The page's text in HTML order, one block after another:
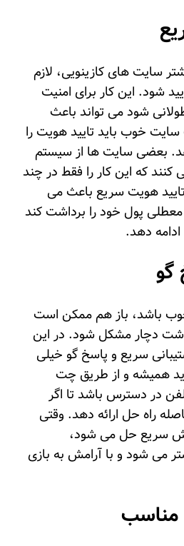
سایت های کازینویی، لازم
شود. این کار برای امنیت
شود می تواند باعث
سایت خوب باید تایید هویت را
بعضی سایت ها از سیستم
کنند که این کار را فقط در چند
هویت سریع باعث می
معطلی پول خود را برداشت کند
ادامه دهد.
گو
باشد، باز هم ممکن است
دچار مشکل شود. در این
سریع و پاسخ گو خیلی
همیشه و از طریق چت
در دسترس باشد تا اگر
راه حل ارائه دهد. وقتی
اش سریع حل می شود،
می شود و با آرامش به بازی